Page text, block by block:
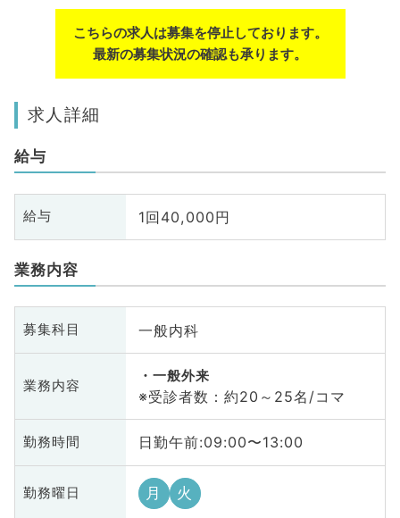
こちらの求人は募集を停止しております。
最新の募集状況の確認も承ります。
求人詳細
給与
給与 1回40,000円
業務内容
募集科目 一般内科
業務内容
一般外来
※受診者数：約20～25名/コマ
勤務時間 日勤午前:09:00〜13:00
勤務曜日 月 火